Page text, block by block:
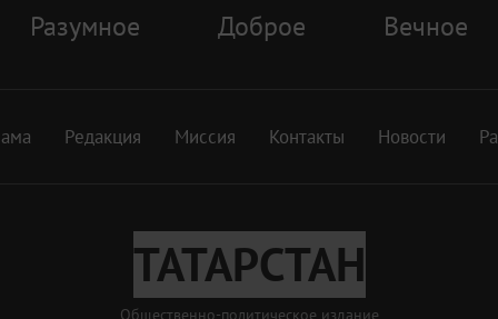
Разумное Доброе Вечное
Редакция Миссия Контакты Новости
ТАТАРСТАН
Общественно-политическое издание